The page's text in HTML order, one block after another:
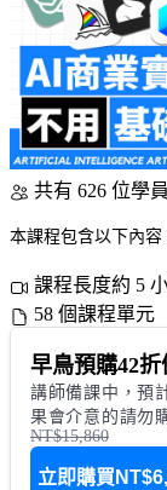
共有 626 位學
本課程包含以下內容
課程長度約 5
58 個課程單元
早鳥預購42折
講師備課中，預
果會介意的請勿
NT$15,860
立即購買